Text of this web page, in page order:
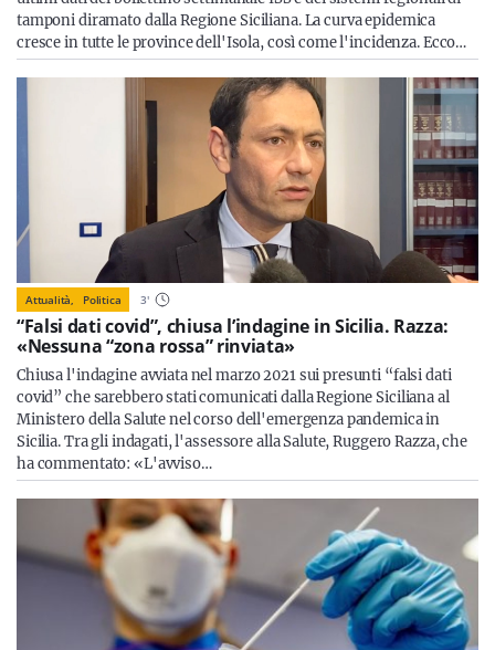
tamponi diramato dalla Regione Siciliana. La curva epidemica
cresce in tutte le province dell'Isola, così come l'incidenza. Ecco…
Attualità, Politica 3'
“Falsi dati covid”, chiusa l’indagine in Sicilia. Razza:
«Nessuna “zona rossa” rinviata»
Chiusa l'indagine avviata nel marzo 2021 sui presunti “falsi dati
covid” che sarebbero stati comunicati dalla Regione Siciliana al
Ministero della Salute nel corso dell'emergenza pandemica in
Sicilia. Tra gli indagati, l'assessore alla Salute, Ruggero Razza, che
ha commentato: «L'avviso…